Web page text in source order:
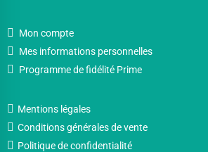
Mon compte
Mes informations personnelles
Programme de fidélité Prime
Mentions légales
Conditions générales de vente
Politique de confidentialité